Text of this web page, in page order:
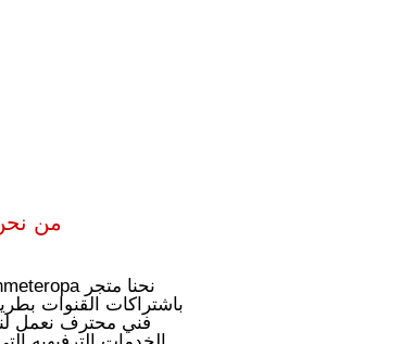
من
باشتراكات القنوات
فني محترف نعمل